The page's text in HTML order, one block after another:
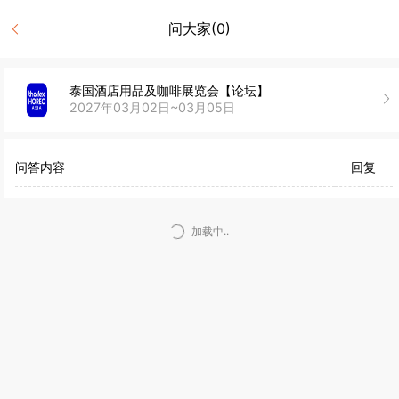
问大家(0)
泰国酒店用品及咖啡展览会【论坛】
2027年03月02日~03月05日
问答内容 回复
加载中..